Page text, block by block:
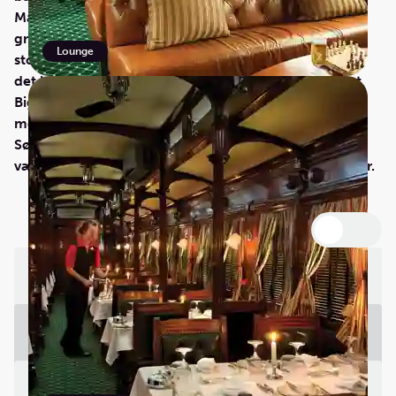
Lounge
Matjiesfontein, en godt bevart viktoriansk landsby,
grunnlagt av skotten James Logan i 1890. Toget
stopper også i den gamle gruvebyen Kimberley hvor
det blir besøk på diamantmuseet og kjempekrateret
Big Hole, som er over 463 meter i diameter og 214
meter dyp. Diamantgruvene i Kimberley var i sin tid
Sør-Afrikas største, og dagbruddet, Big Hole, sies å
være et av verdens største hull gravd ut av mennesker.
Utvid alle
Dag 1 - Pretoria
Dag 2 - Kimberley